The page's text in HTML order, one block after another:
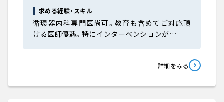
求める経験・スキル
循環器内科専門医尚可。教育も含めてご対応頂
ける医師優遇。特にインターベンションが…
詳細をみる